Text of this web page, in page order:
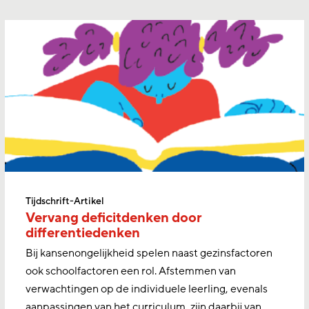
Tijdschrift-Artikel
Vervang deficitdenken door
differentiedenken
Bij kansenongelijkheid spelen naast gezinsfactoren
ook schoolfactoren een rol. Afstemmen van
verwachtingen op de individuele leerling, evenals